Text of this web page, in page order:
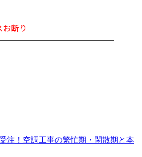
断り
注！空調工事の繁忙期・閑散期と本